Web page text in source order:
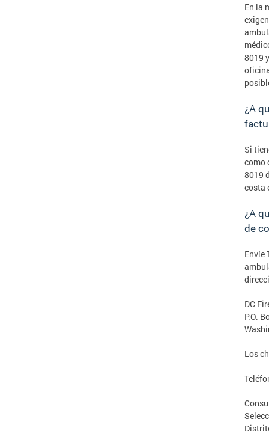
En la
8019
¿A
Si
como
8019
costa
¿A
de
Envíe
DC
P.O.
Los